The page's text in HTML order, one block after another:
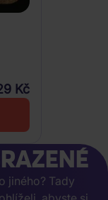
Kč
jiného? Tady